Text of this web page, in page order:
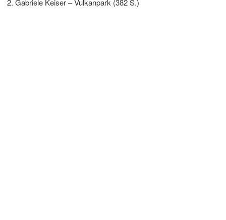
Gabriele Keiser – Vulkanpark (382 S.)